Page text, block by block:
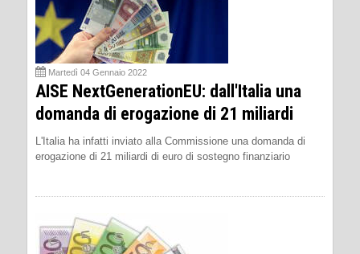
Martedì 04 Gennaio 2022
AISE NextGenerationEU: dall'Italia una
domanda di erogazione di 21 miliardi
L'Italia ha infatti inviato alla Commissione una domanda di
erogazione di 21 miliardi di euro di sostegno finanziario